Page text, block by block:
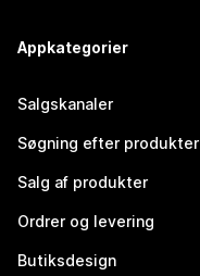
Appkategorier
Salgskanaler
Søgning efter produkter
Salg af produkter
Ordrer og levering
Butiksdesign